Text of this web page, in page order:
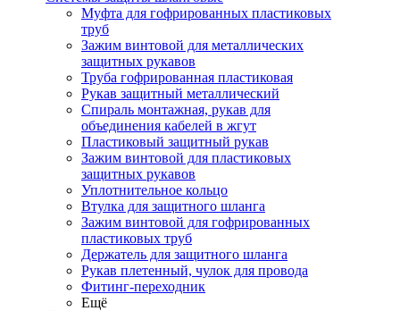
Муфта для гофрированных пластиковых
труб
Зажим винтовой для металлических
защитных рукавов
Труба гофрированная пластиковая
Рукав защитный металлический
Спираль монтажная, рукав для
объединения кабелей в жгут
Пластиковый защитный рукав
Зажим винтовой для пластиковых
защитных рукавов
Уплотнительное кольцо
Втулка для защитного шланга
Зажим винтовой для гофрированных
пластиковых труб
Держатель для защитного шланга
Рукав плетенный, чулок для провода
Фитинг-переходник
Ещё